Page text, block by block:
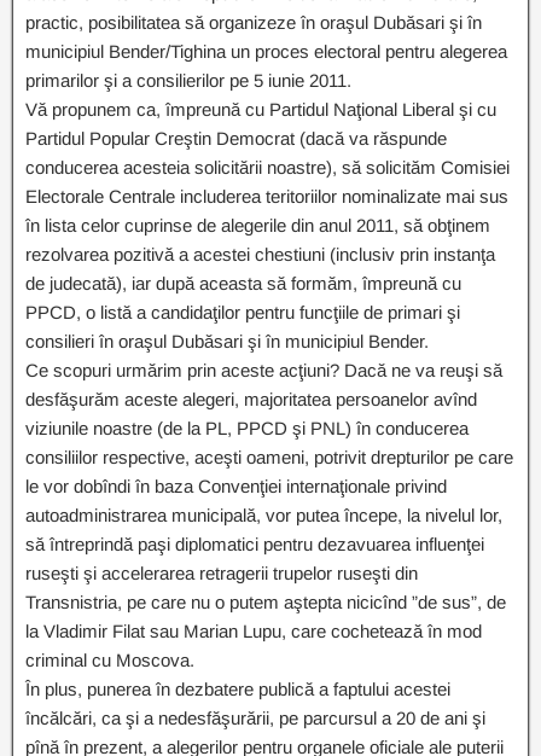
practic, posibilitatea să organizeze în oraşul Dubăsari şi în
municipiul Bender/Tighina un proces electoral pentru alegerea
primarilor şi a consilierilor pe 5 iunie 2011.
Vă propunem ca, împreună cu Partidul Naţional Liberal şi cu
Partidul Popular Creştin Democrat (dacă va răspunde
conducerea acesteia solicitării noastre), să solicităm Comisiei
Electorale Centrale includerea teritoriilor nominalizate mai sus
în lista celor cuprinse de alegerile din anul 2011, să obţinem
rezolvarea pozitivă a acestei chestiuni (inclusiv prin instanţa
de judecată), iar după aceasta să formăm, împreună cu
PPCD, o listă a candidaţilor pentru funcţiile de primari şi
consilieri în oraşul Dubăsari şi în municipiul Bender.
Ce scopuri urmărim prin aceste acţiuni? Dacă ne va reuşi să
desfăşurăm aceste alegeri, majoritatea persoanelor avînd
viziunile noastre (de la PL, PPCD şi PNL) în conducerea
consiliilor respective, aceşti oameni, potrivit drepturilor pe care
le vor dobîndi în baza Convenţiei internaţionale privind
autoadministrarea municipală, vor putea începe, la nivelul lor,
să întreprindă paşi diplomatici pentru dezavuarea influenţei
ruseşti şi accelerarea retragerii trupelor ruseşti din
Transnistria, pe care nu o putem aştepta nicicînd ”de sus”, de
la Vladimir Filat sau Marian Lupu, care cochetează în mod
criminal cu Moscova.
În plus, punerea în dezbatere publică a faptului acestei
încălcări, ca şi a nedesfăşurării, pe parcursul a 20 de ani şi
pînă în prezent, a alegerilor pentru organele oficiale ale puterii